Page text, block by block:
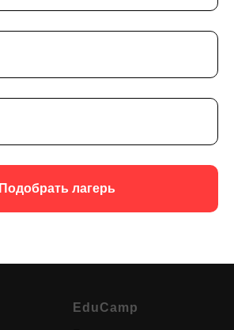
Подобрать лагерь
EduCamp